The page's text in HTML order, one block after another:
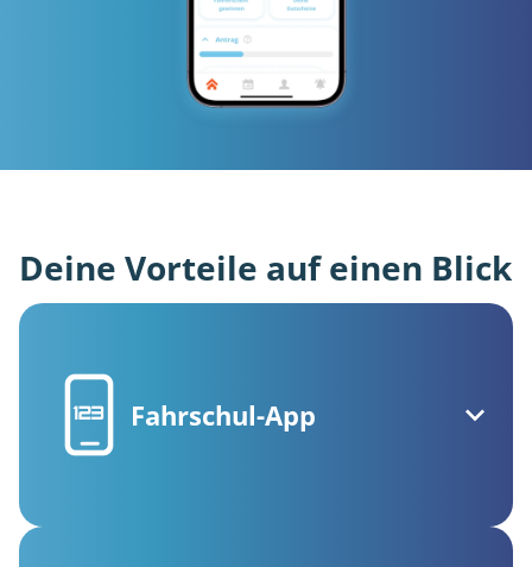
Deine Vorteile auf einen Blick
Fahrschul-App